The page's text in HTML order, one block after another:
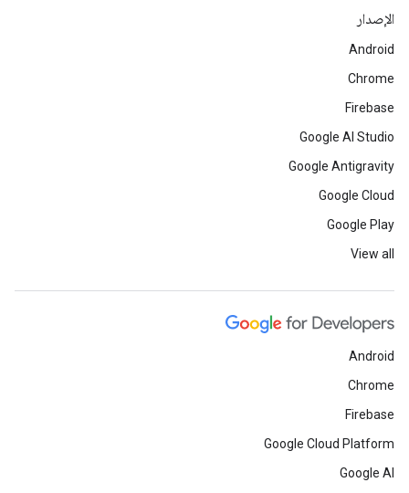
الإصدار
Android
Chrome
Firebase
Google AI Studio
Google Antigravity
Google Cloud
Google Play
View all
Android
Chrome
Firebase
Google Cloud Platform
Google AI